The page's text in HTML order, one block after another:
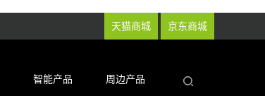
天猫商城 京东商城
智能产品 周边产品